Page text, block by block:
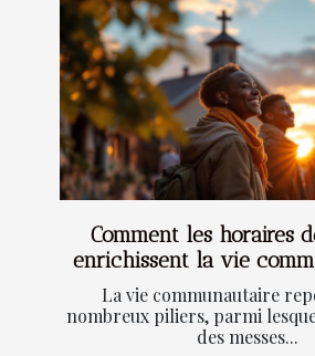
Comment les horaires
enrichissent la vie
La vie communautaire
nombreux piliers, parmi
des messes...